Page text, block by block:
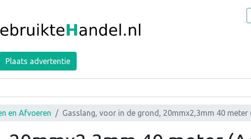
Plaats advertentie
en Afvoeren Gasslang, voor in de grond, 20mmx2,3mm 40 meter